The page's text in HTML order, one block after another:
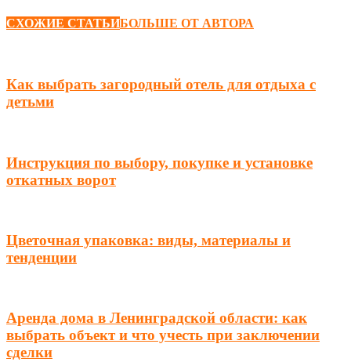
СХОЖИЕ СТАТЬИБОЛЬШЕ ОТ АВТОРА
Как выбрать загородный отель для отдыха с
детьми
Инструкция по выбору, покупке и установке
откатных ворот
Цветочная упаковка: виды, материалы и
тенденции
Аренда дома в Ленинградской области: как
выбрать объект и что учесть при заключении
сделки